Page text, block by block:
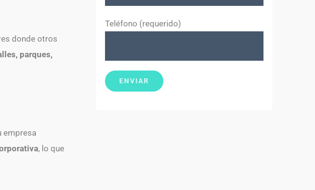
donde otros
parques,
empresa
, lo que
Teléfono (requerido)